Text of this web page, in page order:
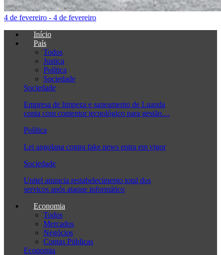
4 de fevereiro - 4 de fevereiro
Início
País
Todos
Justiça
Política
Sociedade
Sociedade
Empresa de limpeza e saneamento de Luanda
conta com contentor tecnológico para gestão…
Política
Lei angolana contra fake news entra em vigor
Sociedade
Unitel anuncia restabelecimento total dos
serviços após ataque informático
Economia
Todos
Mercados
Negócios
Contas Públicas
Economia